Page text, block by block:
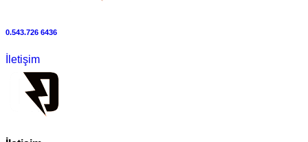
0.543.726 6436
İletişim